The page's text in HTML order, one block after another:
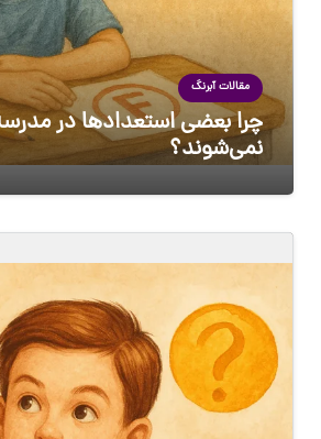
مقالات آبرنگ
چرا بعضی استعدادها در
نمی‌شوند؟